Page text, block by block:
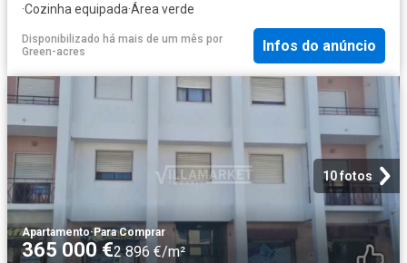
·Cozinha equipada·Área verde
Disponibilizado há mais de um mês por
Green-acres
Infos do anúncio
10 fotos
Apartamento·Para Comprar
365 000 €2 896 €/m²